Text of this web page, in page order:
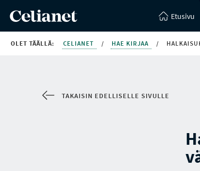
Etusivu
OLET TÄÄLLÄ: CELIANET / HAE KIRJAA /
TAKAISIN EDELLISELLE SIVULLE